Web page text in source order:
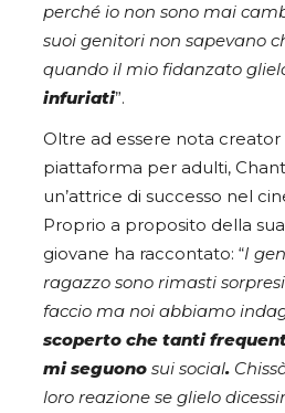
perché io non sono mai
suoi genitori non sapevano
quando il mio fidanzato
infuriati”.
Oltre ad essere nota
piattaforma per adulti,
un’attrice di successo nel
Proprio a proposito della
giovane ha raccontato: “I
ragazzo sono rimasti
faccio ma noi abbiamo
scoperto che tanti
mi seguono sui social.
loro reazione se glielo